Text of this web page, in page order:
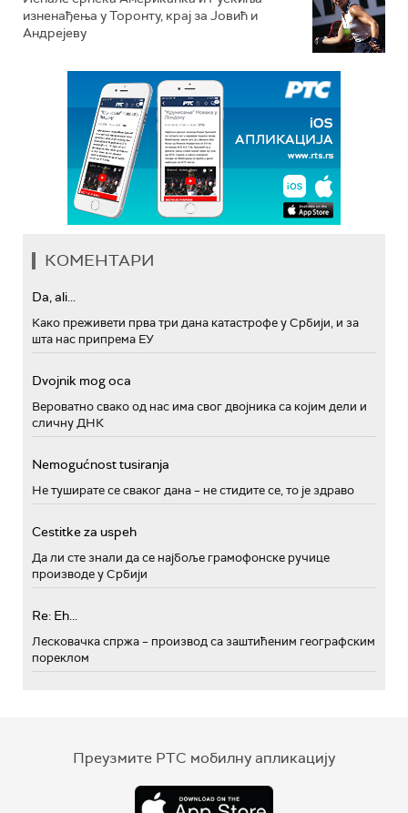
изненађења у Торонту, крај за Јовић и
Андрејеву
КОМЕНТАРИ
Da, ali...
Како преживети прва три дана катастрофе у Србији, и за
шта нас припрема ЕУ
Dvojnik mog oca
Вероватно свако од нас има свог двојника са којим дели и
сличну ДНК
Nemogućnost tusiranja
Не туширате се сваког дана – не стидите се, то је здраво
Cestitke za uspeh
Да ли сте знали да се најбоље грамофонске ручице
производе у Србији
Re: Eh...
Лесковачка спржа – производ са заштићеним географским
пореклом
Преузмите РТС мобилну апликацију